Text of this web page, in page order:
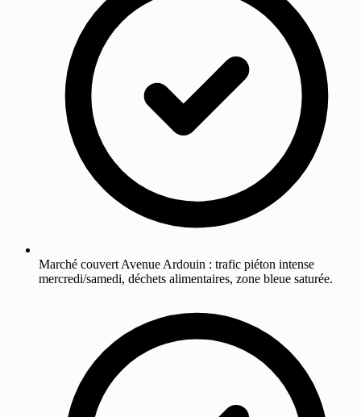
Marché couvert Avenue Ardouin : trafic piéton intense
mercredi/samedi, déchets alimentaires, zone bleue saturée.